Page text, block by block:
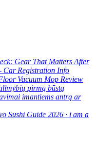
Gear That Matters After
Car Registration Info
Vacuum Mop Review
pirmą būstą
imantiems antrą ar
Sushi Guide 2026 · i am a